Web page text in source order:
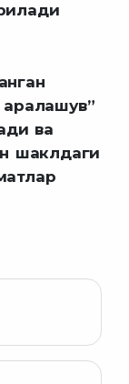
ва
шаклдаги